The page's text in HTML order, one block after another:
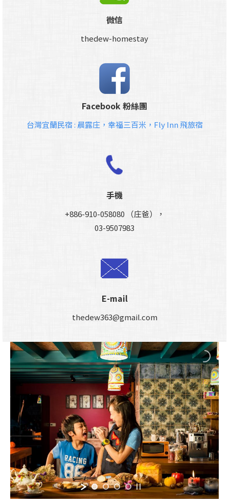
微信
thedew-homestay
Facebook 粉絲團
台灣宜蘭民宿 : 晨露庄，幸福三百米，Fly Inn 飛旅宿
手機
+886-910-058080 （庄爸），
03-9507983
E-mail
thedew363@gmail.com